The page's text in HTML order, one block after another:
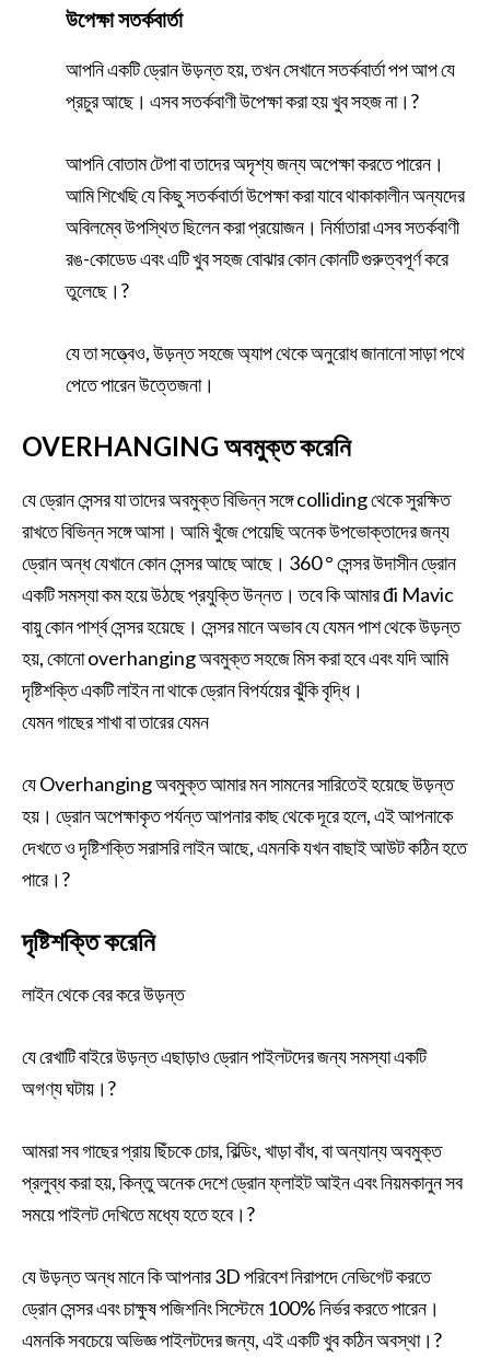
উপেক্ষা সতর্কবার্তা
আপনি একটি ড্রোন উড়ন্ত হয়, তখন সেখানে সতর্কবার্তা পপ আপ যে
প্রচুর আছে। এসব সতর্কবাণী উপেক্ষা করা হয় খুব সহজ না।?
আপনি বোতাম টেপা বা তাদের অদৃশ্য জন্য অপেক্ষা করতে পারেন।
আমি শিখেছি যে কিছু সতর্কবার্তা উপেক্ষা করা যাবে থাকাকালীন অন্যদের
অবিলম্বে উপস্থিত ছিলেন করা প্রয়োজন। নির্মাতারা এসব সতর্কবাণী
রঙ-কোডেড এবং এটি খুব সহজ বোঝার কোন কোনটি গুরুত্বপূর্ণ করে
তুলেছে।?
যে তা সত্ত্বেও, উড়ন্ত সহজে অ্যাপ থেকে অনুরোধ জানানো সাড়া পথে
পেতে পারেন উত্তেজনা।
OVERHANGING অবমুক্ত করেনি
যে ড্রোন সেন্সর যা তাদের অবমুক্ত বিভিন্ন সঙ্গে colliding থেকে সুরক্ষিত
রাখতে বিভিন্ন সঙ্গে আসা। আমি খুঁজে পেয়েছি অনেক উপভোক্তাদের জন্য
ড্রোন অন্ধ যেখানে কোন সেন্সর আছে আছে। 360 ° সেন্সর উদাসীন ড্রোন
একটি সমস্যা কম হয়ে উঠছে প্রযুক্তি উন্নত। তবে কি আমার đi Mavic
বায়ু কোন পার্শ্ব সেন্সর হয়েছে। সেন্সর মানে অভাব যে যেমন পাশ থেকে উড়ন্ত
হয়, কোনো overhanging অবমুক্ত সহজে মিস করা হবে এবং যদি আমি
দৃষ্টিশক্তি একটি লাইন না থাকে ড্রোন বিপর্যয়ের ঝুঁকি বৃদ্ধি।
যেমন গাছের শাখা বা তারের যেমন
যে Overhanging অবমুক্ত আমার মন সামনের সারিতেই হয়েছে উড়ন্ত
হয়। ড্রোন অপেক্ষাকৃত পর্যন্ত আপনার কাছ থেকে দূরে হলে, এই আপনাকে
দেখতে ও দৃষ্টিশক্তি সরাসরি লাইন আছে, এমনকি যখন বাছাই আউট কঠিন হতে
পারে।?
দৃষ্টিশক্তি করেনি
লাইন থেকে বের করে উড়ন্ত
যে রেখাটি বাইরে উড়ন্ত এছাড়াও ড্রোন পাইলটদের জন্য সমস্যা একটি
অগণ্য ঘটায়।?
আমরা সব গাছের প্রায় ছিঁচকে চোর, বিল্ডিং, খাড়া বাঁধ, বা অন্যান্য অবমুক্ত
প্রলুব্ধ করা হয়, কিন্তু অনেক দেশে ড্রোন ফ্লাইট আইন এবং নিয়মকানুন সব
সময়ে পাইলট দেখিতে মধ্যে হতে হবে।?
যে উড়ন্ত অন্ধ মানে কি আপনার 3D পরিবেশ নিরাপদে নেভিগেট করতে
ড্রোন সেন্সর এবং চাক্ষুষ পজিশনিং সিস্টেমে 100% নির্ভর করতে পারেন।
এমনকি সবচেয়ে অভিজ্ঞ পাইলটদের জন্য, এই একটি খুব কঠিন অবস্থা।?